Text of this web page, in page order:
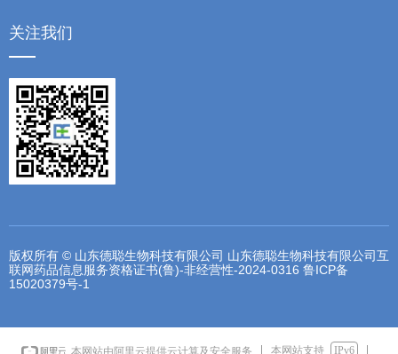
关注我们
版权所有 © 山东德聪生物科技有限公司 山东德聪生物科技有限公司互
联网药品信息服务资格证书(鲁)-非经营性-2024-0316 鲁ICP备
15020379号-1
本网站由阿里云提供云计算及安全服务 本网站支持 IPv6